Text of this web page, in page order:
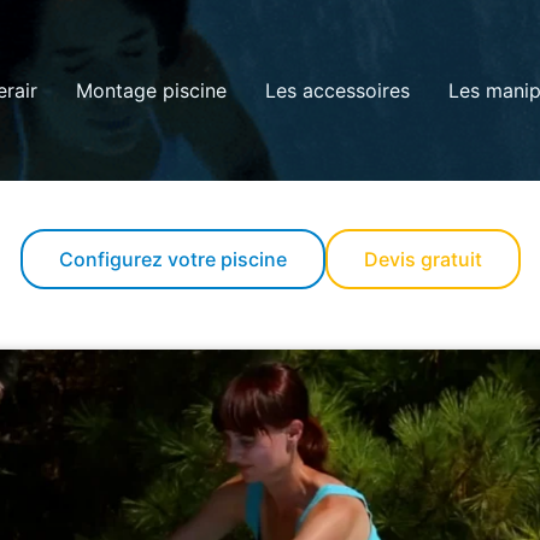
Montage piscine Les accessoires Les
Configurez votre piscine Devis gratuit